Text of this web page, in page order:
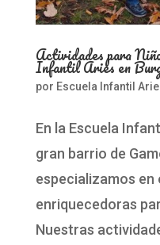
Actividades para
Infantil Aries en
por Escuela Infantil
En la Escuela
gran barrio de
especializamos
enriquecedoras
Nuestras